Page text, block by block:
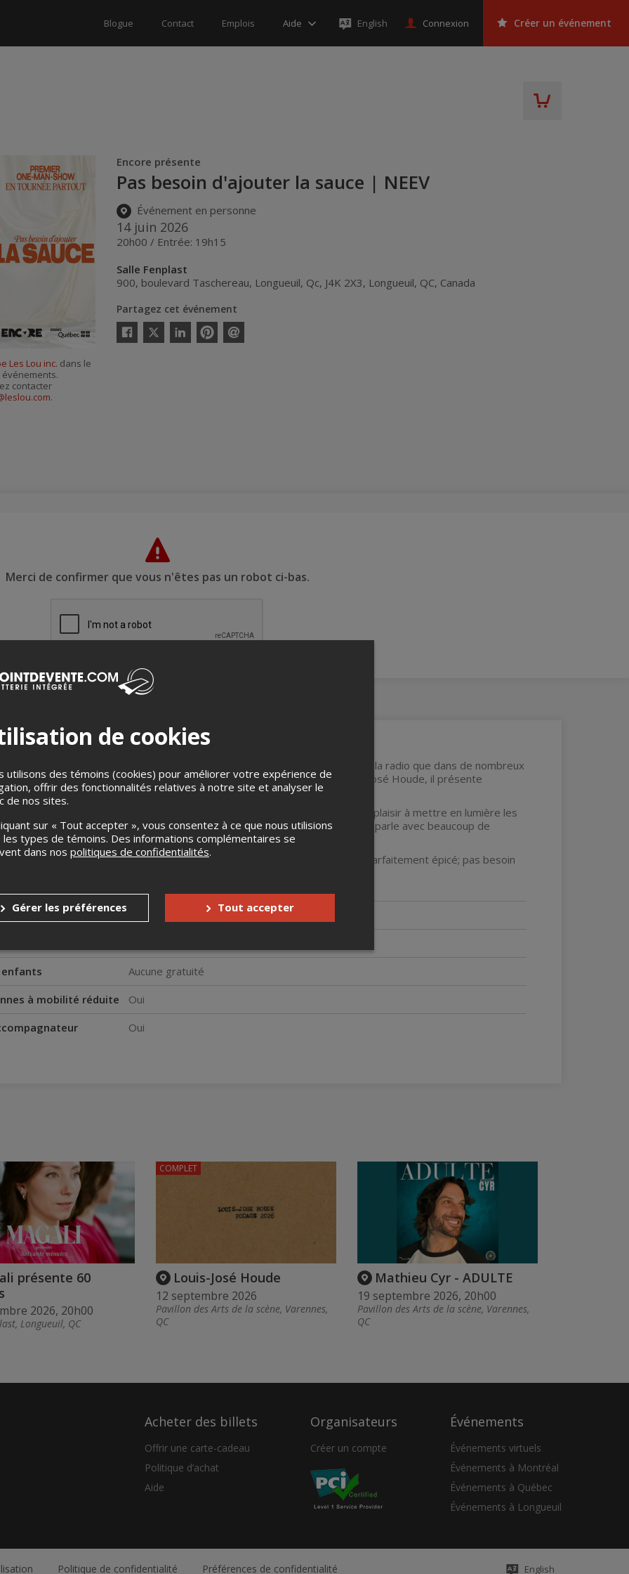
Blogue Contact Emplois Aide English Connexion Créer un événement
Encore présente
Pas besoin d'ajouter la sauce | NEEV
Événement en personne
14 juin 2026
20h00 / Entrée: 19h15
Salle Fenplast
900, boulevard Taschereau, Longueuil, Qc, J4K 2X3, Longueuil, QC, Canada
Partagez cet événement
Facebook
Twitter
LinkedinPinterestEnvoyer
Les Lou inc. dans le
événements.
contacter
.
Merci de confirmer que vous n'êtes pas un robot ci-bas.
dans le milieu de l’humour depuis plusieurs années, tant à la télévision et à la radio que dans de nombreux
le pays. Après avoir sillonné le Québec en première partie de Louis-José Houde, il présente
premier one-man-show!
Neev pose un regard sur ce que nous sommes en tant que société. Il prend plaisir à mettre en lumière les
quotidien. Non seulement il nous fait part de ses réflexions, mais il nous parle avec beaucoup de
multiples, d’intégration, et ce, sur un ton personnel et sans flafla.
attachante, son rire chaleureux et son humour bien ficelé, Neev est déjà parfaitement épicé; pas besoin
Aucun remboursement
Aucune gratuité
à mobilité réduite
Oui
Oui
présente 60
2026, 20h00
Longueuil, QC
Louis-José Houde
12 septembre 2026
Pavillon des Arts de la scène, Varennes,
QC
COMPLET
Mathieu Cyr - ADULTE
19 septembre 2026, 20h00
Pavillon des Arts de la scène, Varennes,
QC
Acheter des billets
Offrir une carte-cadeau
Politique d’achat
Aide
Organisateurs
Créer un compte
Événements
Événements virtuels
Événements à Montréal
Événements à Québec
Événements à Longueuil
Politique de confidentialité Préférences de confidentialité English
de cookies
utilisons des témoins (cookies) pour améliorer votre expérience de
offrir des fonctionnalités relatives à notre site et analyser le
de nos sites.
sur « Tout accepter », vous consentez à ce que nous utilisions
les types de témoins. Des informations complémentaires se
dans nos politiques de confidentialités.
Gérer les préférences Tout accepter